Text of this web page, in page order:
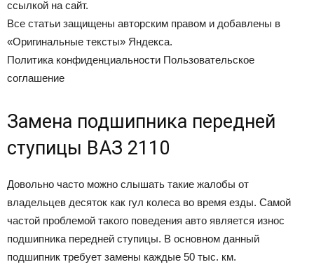
ссылкой на сайт.
Все статьи защищены авторским правом и добавлены в
«Оригинальные тексты» Яндекса.
Политика конфиденциальности Пользовательское
соглашение
Замена подшипника передней
ступицы ВАЗ 2110
Довольно часто можно слышать такие жалобы от
владельцев десяток как гул колеса во время езды. Самой
частой проблемой такого поведения авто является износ
подшипника передней ступицы. В основном данный
подшипник требует замены каждые 50 тыс. км.